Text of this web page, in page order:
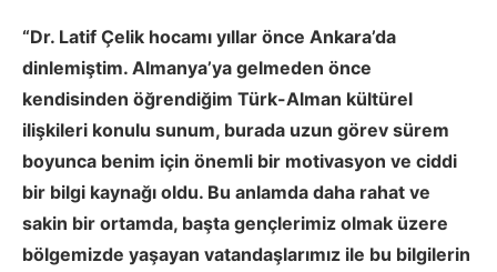
“Dr. Latif Çelik hocamı yıllar önce Ankara’da
dinlemiştim. Almanya’ya gelmeden önce
kendisinden öğrendiğim Türk-Alman kültürel
ilişkileri konulu sunum, burada uzun görev sürem
boyunca benim için önemli bir motivasyon ve ciddi
bir bilgi kaynağı oldu. Bu anlamda daha rahat ve
sakin bir ortamda, başta gençlerimiz olmak üzere
bölgemizde yaşayan vatandaşlarımız ile bu bilgilerin